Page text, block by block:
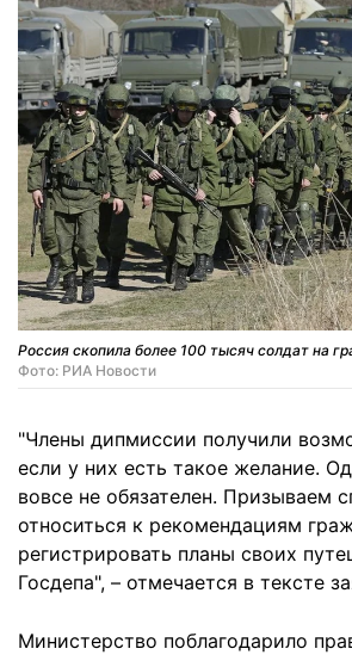
Россия скопила более 100 тысяч солдат на
Фото: РИА Новости
"Члены дипмиссии получили
если у них есть такое желание.
вовсе не обязателен. Призываем
относиться к рекомендациям
регистрировать планы своих
Госдепа", – отмечается в тексте
Министерство поблагодарило